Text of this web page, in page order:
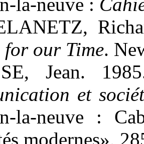
la-neuve :
for our Time.
Jean.
et
la-neuve :
modernes»,